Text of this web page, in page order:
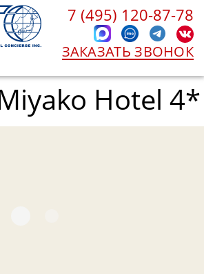
7 (495) 120-87-78
ЗАКАЗАТЬ ЗВОНОК
Hotel 4*